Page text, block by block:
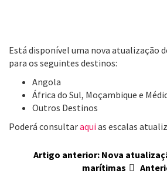
Está disponível uma nova atualização
para os seguintes destinos:
Angola
África do Sul, Moçambique e
Outros Destinos
Poderá consultaraqui as escalas
Artigo anterior: Nova
marítimas